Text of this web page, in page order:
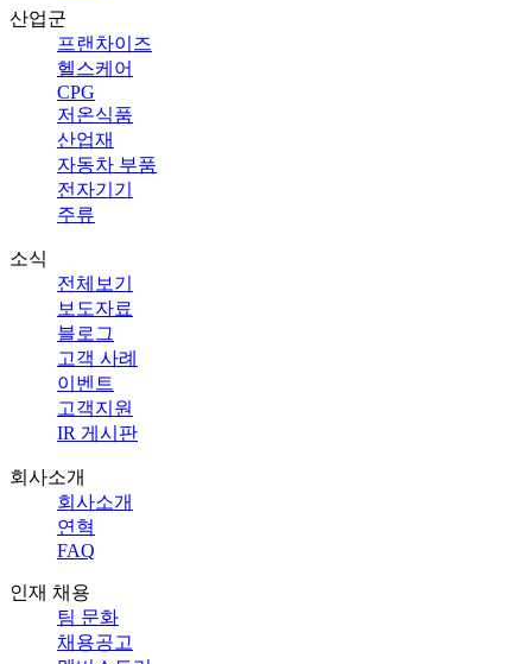
산업군
프랜차이즈
헬스케어
CPG
저온식품
산업재
자동차 부품
전자기기
주류
소식
전체보기
보도자료
블로그
고객 사례
이벤트
고객지원
IR 게시판
회사소개
회사소개
연혁
FAQ
인재 채용
팀 문화
채용공고